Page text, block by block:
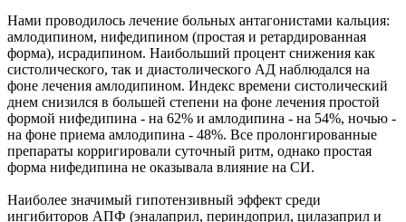
Нами проводилось лечение больных антагонистами кальция:
амлодипином, нифедипином (простая и ретардированная
форма), исрадипином. Наибольший процент снижения как
систолического, так и диастолического АД наблюдался на
фоне лечения амлодипином. Индекс времени систолический
днем снизился в большей степени на фоне лечения простой
формой нифедипина - на 62% и амлодипина - на 54%, ночью -
на фоне приема амлодипина - 48%. Все пролонгированные
препараты корригировали суточный ритм, однако простая
форма нифедипина не оказывала влияние на СИ.
Наиболее значимый гипотензивный эффект среди
ингибиторов АПФ (эналаприл, периндоприл, цилазаприл и